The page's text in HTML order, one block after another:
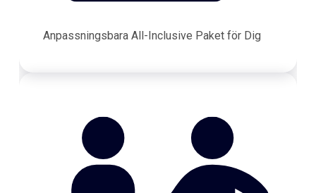
Anpassningsbara All-Inclusive Paket för Dig